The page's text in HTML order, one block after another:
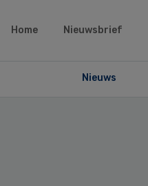
Home Nieuwsbrief
Nieuws